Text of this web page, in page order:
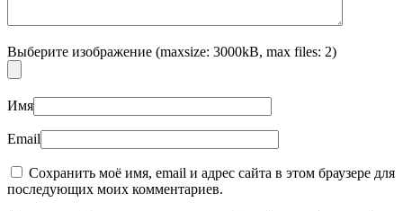
Выберите изображение (maxsize: 3000kB, max files: 2)
Имя
Email
Сохранить моё имя, email и адрес сайта в этом браузере для
последующих моих комментариев.